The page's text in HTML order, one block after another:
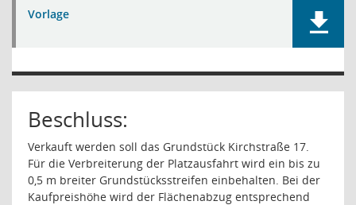
Vorlage
Beschluss:
Verkauft werden soll das Grundstück Kirchstraße 17.
Für die Verbreiterung der Platzausfahrt wird ein bis zu
0,5 m breiter Grundstücksstreifen einbehalten. Bei der
Kaufpreishöhe wird der Flächenabzug entsprechend